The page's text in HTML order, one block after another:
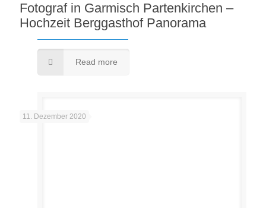
Fotograf in Garmisch Partenkirchen –
Hochzeit Berggasthof Panorama
Read more
11. Dezember 2020